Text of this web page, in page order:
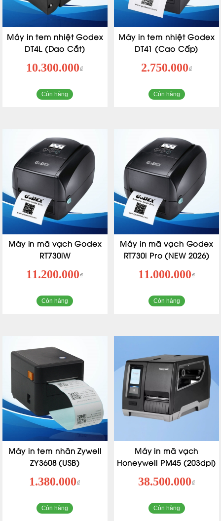
Máy in tem nhiệt Godex
DT4L (Dao Cắt)
10.300.000₫
Còn hàng
Máy in tem nhiệt Godex
DT41 (Cao Cấp)
2.750.000₫
Còn hàng
Máy in mã vạch Godex
RT730iW
11.200.000₫
Còn hàng
Máy in mã vạch Godex
RT730i Pro (NEW 2026)
11.000.000₫
Còn hàng
Máy in tem nhãn Zywell
ZY3608 (USB)
1.380.000₫
Còn hàng
Máy in mã vạch
Honeywell PM45 (203dpi)
38.500.000₫
Còn hàng